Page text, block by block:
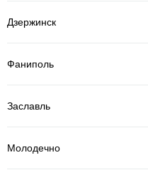
Дзержинск
Фаниполь
Заславль
Молодечно